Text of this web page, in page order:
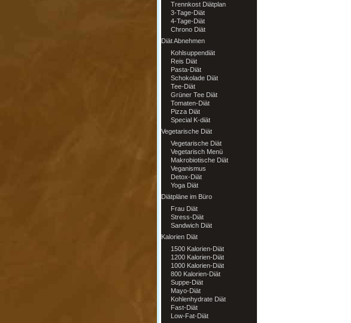
Trennkost Diätplan
3-Tage-Diät
4-Tage-Diät
Chrono Diät
Diät Abnehmen
Kohlsuppendiät
Reis Diät
Pasta-Diät
Schokolade Diät
Tee-Diät
Grüner Tee Diät
Tomaten-Diät
Pizza Diät
Special K-diät
Vegetarische Diät
Vegetarische Diät
Vegetarisch Menü
Makrobiotische Diät
Veganismus
Detox-Diät
Yoga Diät
Diätpläne im Büro
Frau Diät
Stress-Diät
Sandwich Diät
Kalorien Diät
1500 Kalorien-Diät
1200 Kalorien-Diät
1000 Kalorien-Diät
800 Kalorien-Diät
Suppe-Diät
Mayo-Diät
Kohlenhydrate Diät
Fast-Diät
Low-Fat-Diät